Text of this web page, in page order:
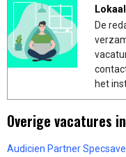
De
het
Overige vacatures
Audicien Partner